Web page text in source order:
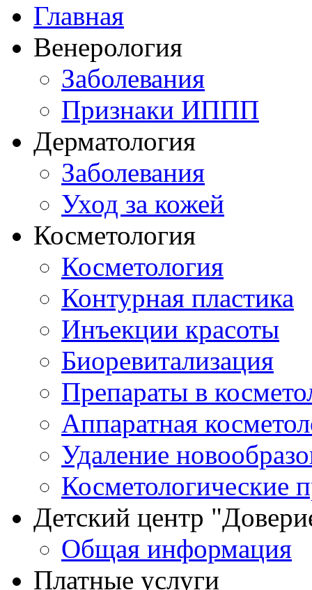
Главная
Венерология
Заболевания
Признаки ИППП
Дерматология
Заболевания
Уход за кожей
Косметология
Косметология
Контурная пластика
Инъекции красоты
Биоревитализация
Препараты в
Аппаратная
Удаление
Косметологические
Детский центр
Общая информация
Платные услуги